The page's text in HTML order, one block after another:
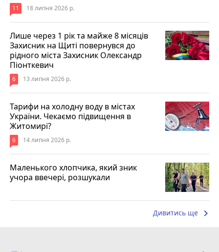
11 18 липня 2026 р.
Лише через 1 рік та майже 8 місяців
Захисник на Щиті повернувся до
рідного міста Захисник Олександр
Піонткевич
6 13 липня 2026 р.
Тарифи на холодну воду в містах
України. Чекаємо підвищення в
Житомирі?
6 14 липня 2026 р.
Маленького хлопчика, який зник
учора ввечері, розшукали
Дивитись ще keyboard_arrow_right